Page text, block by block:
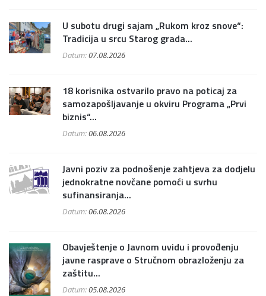
U subotu drugi sajam „Rukom kroz snove“:
Tradicija u srcu Starog grada...
Datum:07.08.2026
18 korisnika ostvarilo pravo na poticaj za
samozapošljavanje u okviru Programa „Prvi
biznis“...
Datum:06.08.2026
Javni poziv za podnošenje zahtjeva za dodjelu
jednokratne novčane pomoći u svrhu
sufinansiranja...
Datum:06.08.2026
Obavještenje o Javnom uvidu i provođenju
javne rasprave o Stručnom obrazloženju za
zaštitu...
Datum:05.08.2026